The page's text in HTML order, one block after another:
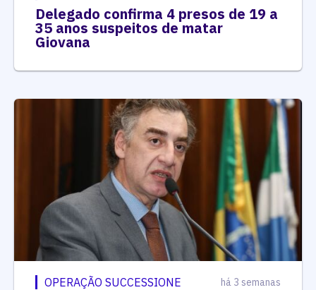
Delegado confirma 4 presos de 19 a
35 anos suspeitos de matar
Giovana
OPERAÇÃO SUCCESSIONE há 3 semanas